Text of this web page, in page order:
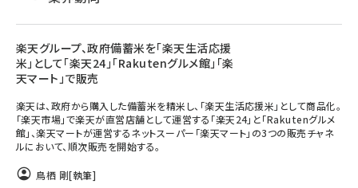
楽天グループ、政府備蓄米を「楽天生活応援
米」として「楽天24」「Rakutenグルメ館」「楽
天マート」で販売
楽天は、政府から購入した備蓄米を精米し、「楽天生活応援米」として商品化。
「楽天市場」で楽天が直営店舗として運営する「楽天24」と「Rakutenグルメ
館」、楽天マートが運営するネットスーパー「楽天マート」の3つの販売チャネ
ルにおいて、順次販売を開始する。
鳥栖 剛[執筆]